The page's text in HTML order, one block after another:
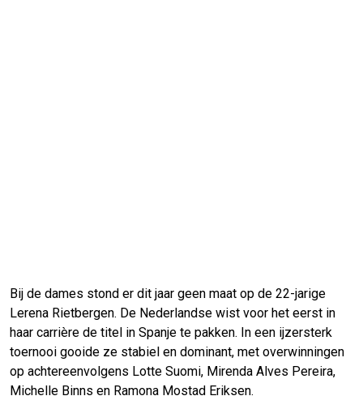
Bij de dames stond er dit jaar geen maat op de 22-jarige
Lerena Rietbergen. De Nederlandse wist voor het eerst in
haar carrière de titel in Spanje te pakken. In een ijzersterk
toernooi gooide ze stabiel en dominant, met overwinningen
op achtereenvolgens Lotte Suomi, Mirenda Alves Pereira,
Michelle Binns en Ramona Mostad Eriksen.